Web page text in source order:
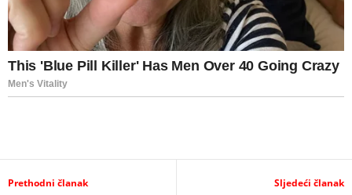
Prethodni članak Sljedeći članak